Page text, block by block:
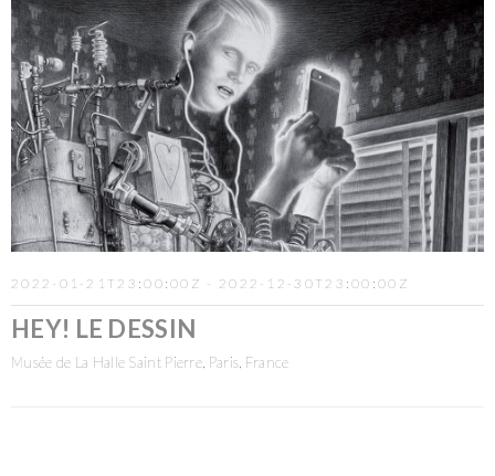
2022-01-21T23:00:00Z - 2022-12-30T23:00:00Z
HEY! LE DESSIN
Musée de La Halle Saint Pierre, Paris, France